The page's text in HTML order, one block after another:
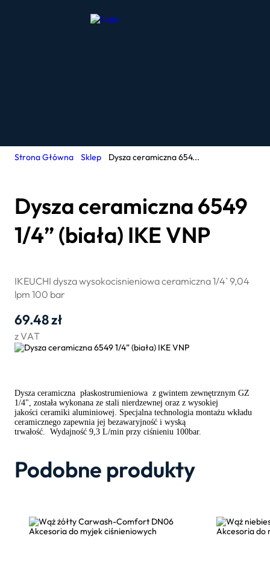
Strona Główna Sklep Dysza ceramiczna 654...
Dysza ceramiczna 6549
1/4” (biała) IKE VNP
IKEUCHI dysza wysokocisnieniowa ceramiczna 1/4` 9,04
lpm 100 bar
69.48zł
z VAT
Dysza ceramiczna płaskostrumieniowa z gwintem zewnętrznym GZ
1/4", została wykonana ze stali nierdzewnej oraz z wysokiej
jakości ceramiki aluminiowej. Specjalna technologia montażu wkładu
ceramicznego zapewnia jej bezawaryjność i wyską
trwałość. Wydajność 9,3 L/min przy ciśnieniu 100bar.
Podobne produkty
Akcesoria do myjek ciśnieniowych Akcesoria do